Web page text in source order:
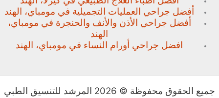
أفضل جراحي العمليات التجميلية في مومباي، الهند
أفضل جراحي الأذن والأنف والحنجرة في مومباي،
الهند
افضل جراحي أورام النساء في مومباي، الهند
جميع الحقوق محفوظة © 2026 المرشد للتنسيق الطبي